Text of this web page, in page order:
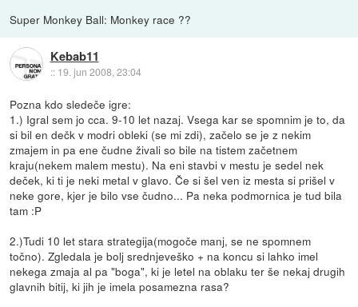
Super Monkey Ball: Monkey race ??
Kebab11
:: 19. jun 2008, 23:04
Pozna kdo sledeče igre:
1.) Igral sem jo cca. 9-10 let nazaj. Vsega kar se spomnim je to, da
si bil en dečk v modri obleki (se mi zdi), začelo se je z nekim
zmajem in pa ene čudne živali so bile na tistem začetnem
kraju(nekem malem mestu). Na eni stavbi v mestu je sedel nek
deček, ki ti je neki metal v glavo. Če si šel ven iz mesta si prišel v
neke gore, kjer je bilo vse čudno... Pa neka podmornica je tud bila
tam :P
2.)Tudi 10 let stara strategija(mogoče manj, se ne spomnem
točno). Zgledala je bolj srednjeveško + na koncu si lahko imel
nekega zmaja al pa "boga", ki je letel na oblaku ter še nekaj drugih
glavnih bitij, ki jih je imela posamezna rasa?